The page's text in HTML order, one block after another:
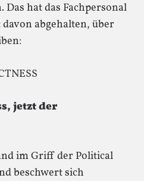
hat das Fachpersonal
abgehalten, über
jetzt der
im Griff der Political
beschwert sich